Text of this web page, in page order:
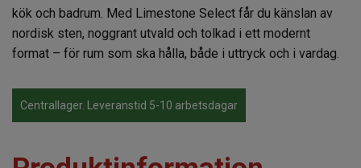
kök och badrum. Med Limestone Select får du känslan av
nordisk sten, noggrant utvald och tolkad i ett modernt
format – för rum som ska hålla, både i uttryck och i vardag.
Centrallager. Leveranstid 5-10 arbetsdagar